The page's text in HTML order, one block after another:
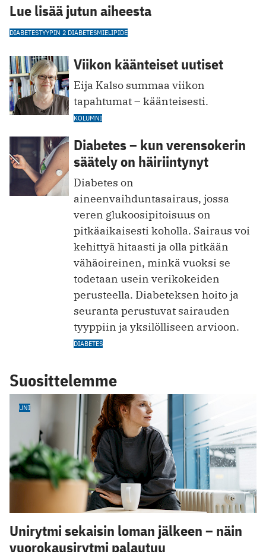
Lue lisää jutun aiheesta
DIABETESTYYPIN 2 DIABETESMIELIPIDE
Viikon käänteiset uutiset
Eija Kalso summaa viikon
tapahtumat – käänteisesti.
KOLUMNI
Diabetes – kun verensokerin
säätely on häiriintynyt
Diabetes on
aineenvaihduntasairaus, jossa
veren glukoosipitoisuus on
pitkäaikaisesti koholla. Sairaus voi
kehittyä hitaasti ja olla pitkään
vähäoireinen, minkä vuoksi se
todetaan usein verikokeiden
perusteella. Diabeteksen hoito ja
seuranta perustuvat sairauden
tyyppiin ja yksilölliseen arvioon.
DIABETES
Suosittelemme
UNI
Unirytmi sekaisin loman jälkeen – näin
vuorokausirytmi palautuu